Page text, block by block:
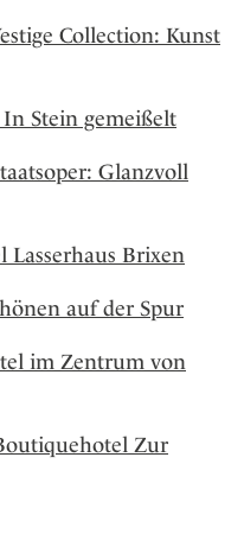
Collection: Kunst
In Stein gemeißelt
Glanzvoll
Brixen
auf der Spur
im Zentrum von
Zur